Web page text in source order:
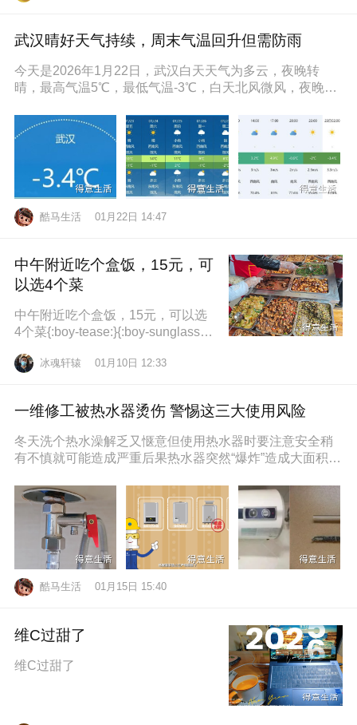
武汉晴好天气持续，周末气温回升但需防雨
今天是2026年1月22日，武汉白天天气为多云，夜晚转
晴，最高气温5℃，最低气温-3℃，白天北风微风，夜晚东
酷马生活 01月22日 14:47
中午附近吃个盒饭，15元，可
以选4个菜
中午附近吃个盒饭，15元，可以选
4个菜{:boy-tease:}{:boy-sunglasse
冰魂轩辕 01月10日 12:33
一维修工被热水器烫伤 警惕这三大使用风险
冬天洗个热水澡解乏又惬意但使用热水器时要注意安全稍
有不慎就可能造成严重后果热水器突然“爆炸”造成大面积烫
酷马生活 01月15日 15:40
维C过甜了
维C过甜了